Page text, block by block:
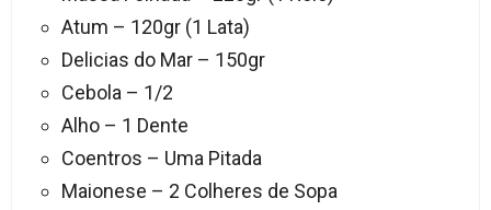
Atum – 120gr (1 Lata)
Delicias do Mar – 150gr
Cebola – 1/2
Alho – 1 Dente
Coentros – Uma Pitada
Maionese – 2 Colheres de Sopa